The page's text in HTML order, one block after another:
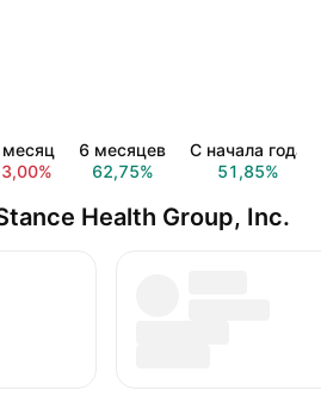
месяц
6 месяцев
62,75%
С начала года
51,85%
Health Group, Inc.